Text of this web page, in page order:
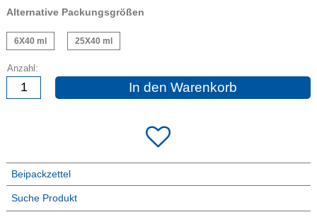
Alternative Packungsgrößen
6X40 ml 25X40 ml
Anzahl:
In den Warenkorb
Beipackzettel
Suche Produkt